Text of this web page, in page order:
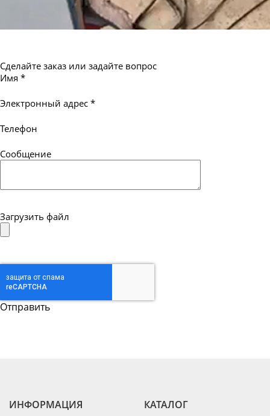
Сделайте заказ или задайте вопрос
Имя *
Электронный адрес *
Телефон
Сообщение
Загрузить файл
ИНФОРМАЦИЯ
КАТАЛОГ